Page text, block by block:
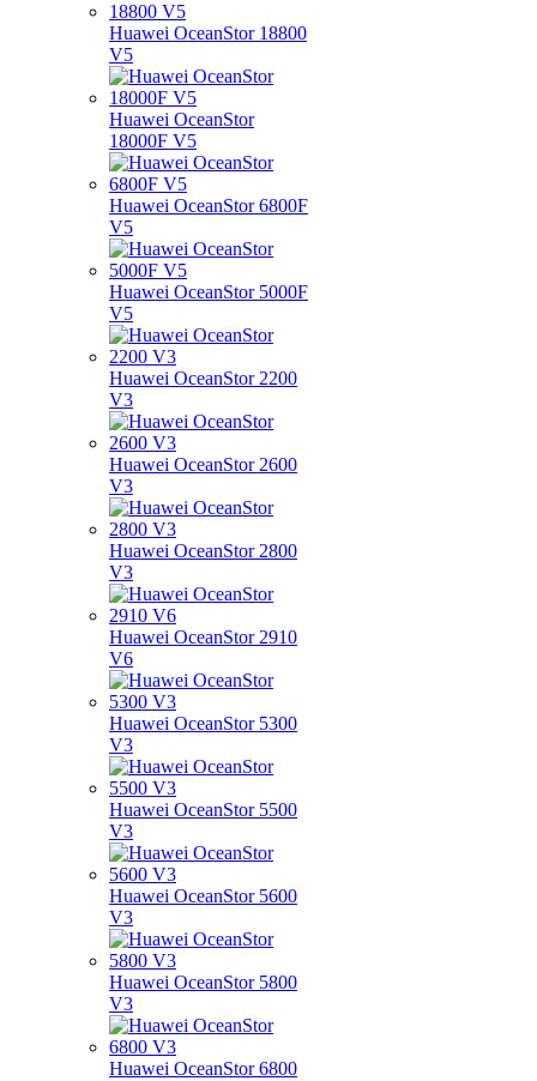
Huawei OceanStor 18800
V5
Huawei OceanStor
18000F V5
Huawei OceanStor 6800F
V5
Huawei OceanStor 5000F
V5
Huawei OceanStor 2200
V3
Huawei OceanStor 2600
V3
Huawei OceanStor 2800
V3
Huawei OceanStor 2910
V6
Huawei OceanStor 5300
V3
Huawei OceanStor 5500
V3
Huawei OceanStor 5600
V3
Huawei OceanStor 5800
V3
Huawei OceanStor 6800